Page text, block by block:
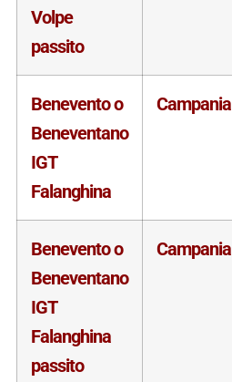
Volpe
passito
Benevento o
Beneventano
IGT
Falanghina
Campania
Benevento o
Beneventano
IGT
Falanghina
passito
Campania